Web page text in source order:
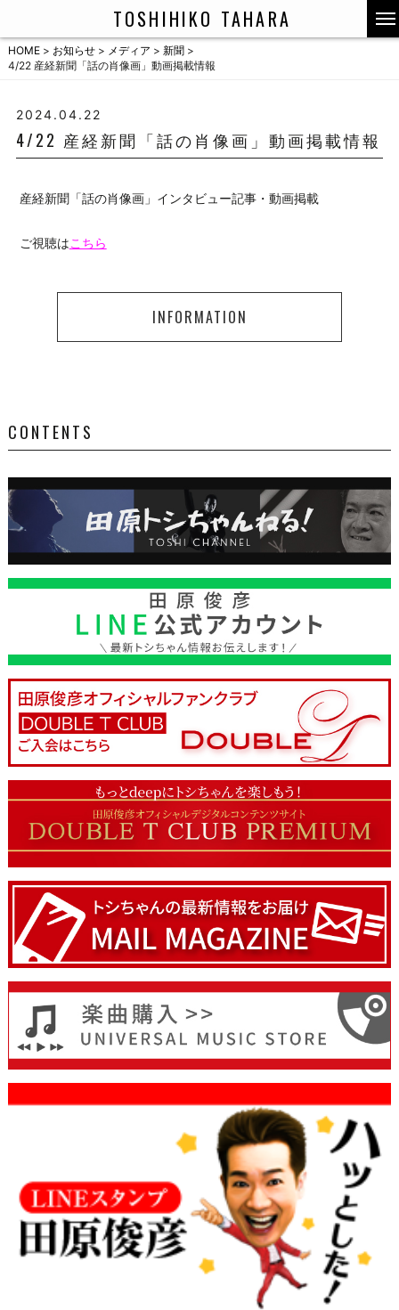
TOSHIHIKO TAHARA
HOME> お知らせ> メディア > 新聞>
4/22 産経新聞「話の肖像画」動画掲載情報
2024.04.22
4/22 産経新聞「話の肖像画」動画掲載情報
産経新聞「話の肖像画」インタビュー記事・動画掲載
ご視聴はこちら
INFORMATION
CONTENTS